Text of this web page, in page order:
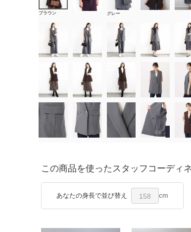
ブラウン グレー
この商品を使ったスタッフコーディ
あなたの身長で並び替え 158 cm